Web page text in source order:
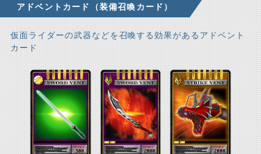
アドベントカード（装備召喚カード）
仮面ライダーの武器などを召喚する効果があるアドベント
カード